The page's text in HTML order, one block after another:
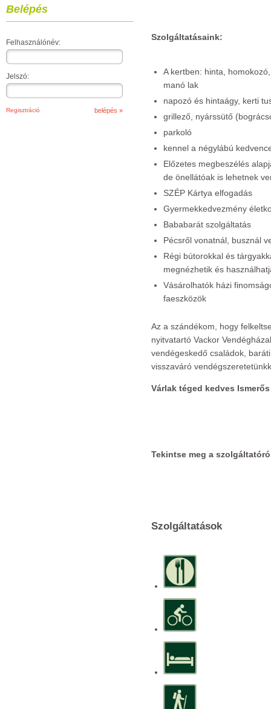
Belépés
Felhasználónév:
Jelszó:
Regisztráció
Szolgáltatásaink:
A kertben: hinta,
manó lak
napozó és hintaágy, kerti
grillező, nyárssütő
parkoló
kennel a négylábú
Előzetes megbeszélés
de önellátóak is lehetnek
SZÉP Kártya elfogadás
Gyermekkedvezmény
Bababarát szolgáltatás
Pécsről vonatnál, busznál
Régi bútorokkal és
megnézhetik és
Vásárolhatók házi
faeszközök
Az a szándékom, hogy
nyitvatartó Vackor
vendégeskedő családok,
visszaváró
Várlak téged kedves
Tekintse meg a
Szolgáltatások